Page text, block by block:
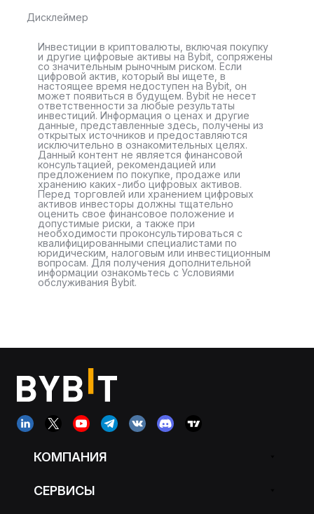
Дисклеймер
Инвестиции в криптовалюты, включая покупку
и другие цифровые активы на Bybit, сопряжены
со значительным рыночным риском. Если
цифровой актив, который вы ищете, в
настоящее время недоступен на Bybit, он
может появиться в будущем. Bybit не несет
ответственности за любые результаты
инвестиций. Информация о ценах и другие
данные, представленные здесь, получены из
открытых источников и предоставляются
исключительно в ознакомительных целях.
Данный контент не является финансовой
консультацией, рекомендацией или
предложением по покупке, продаже или
хранению каких-либо цифровых активов.
Перед торговлей или хранением цифровых
активов инвесторы должны тщательно
оценить свое финансовое положение и
допустимые риски, а также при
необходимости проконсультироваться с
квалифицированными специалистами по
юридическим, налоговым или инвестиционным
вопросам. Для получения дополнительной
информации ознакомьтесь с Условиями
обслуживания Bybit.
КОМПАНИЯ
СЕРВИСЫ